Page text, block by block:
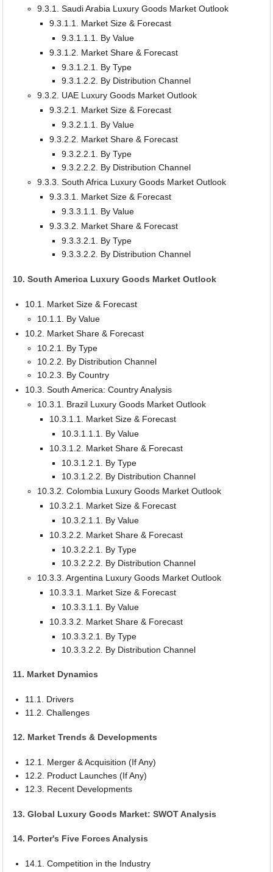
9.3.1. Saudi Arabia Luxury Goods Market Outlook
9.3.1.1. Market Size & Forecast
9.3.1.1.1. By Value
9.3.1.2. Market Share & Forecast
9.3.1.2.1. By Type
9.3.1.2.2. By Distribution Channel
9.3.2. UAE Luxury Goods Market Outlook
9.3.2.1. Market Size & Forecast
9.3.2.1.1. By Value
9.3.2.2. Market Share & Forecast
9.3.2.2.1. By Type
9.3.2.2.2. By Distribution Channel
9.3.3. South Africa Luxury Goods Market Outlook
9.3.3.1. Market Size & Forecast
9.3.3.1.1. By Value
9.3.3.2. Market Share & Forecast
9.3.3.2.1. By Type
9.3.3.2.2. By Distribution Channel
10. South America Luxury Goods Market Outlook
10.1. Market Size & Forecast
10.1.1. By Value
10.2. Market Share & Forecast
10.2.1. By Type
10.2.2. By Distribution Channel
10.2.3. By Country
10.3. South America: Country Analysis
10.3.1. Brazil Luxury Goods Market Outlook
10.3.1.1. Market Size & Forecast
10.3.1.1.1. By Value
10.3.1.2. Market Share & Forecast
10.3.1.2.1. By Type
10.3.1.2.2. By Distribution Channel
10.3.2. Colombia Luxury Goods Market Outlook
10.3.2.1. Market Size & Forecast
10.3.2.1.1. By Value
10.3.2.2. Market Share & Forecast
10.3.2.2.1. By Type
10.3.2.2.2. By Distribution Channel
10.3.3. Argentina Luxury Goods Market Outlook
10.3.3.1. Market Size & Forecast
10.3.3.1.1. By Value
10.3.3.2. Market Share & Forecast
10.3.3.2.1. By Type
10.3.3.2.2. By Distribution Channel
11. Market Dynamics
11.1. Drivers
11.2. Challenges
12. Market Trends & Developments
12.1. Merger & Acquisition (If Any)
12.2. Product Launches (If Any)
12.3. Recent Developments
13. Global Luxury Goods Market: SWOT Analysis
14. Porter's Five Forces Analysis
14.1. Competition in the Industry